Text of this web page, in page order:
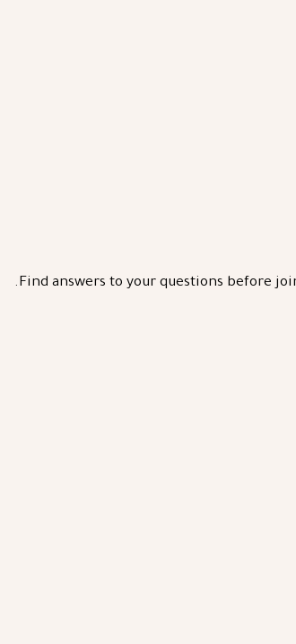
Find answers to your questions before